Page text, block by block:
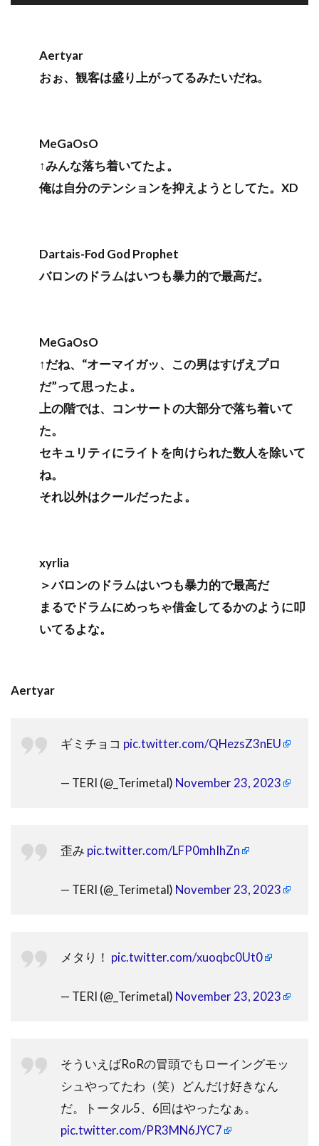
Aertyar
おぉ、観客は盛り上がってるみたいだね。
MeGaOsO
↑みんな落ち着いてたよ。
俺は自分のテンションを抑えようとしてた。XD
Dartais-Fod God Prophet
バロンのドラムはいつも暴力的で最高だ。
MeGaOsO
↑だね、“オーマイガッ、この男はすげえプロ
だ”って思ったよ。
上の階では、コンサートの大部分で落ち着いて
た。
セキュリティにライトを向けられた数人を除いて
ね。
それ以外はクールだったよ。
xyrlia
＞バロンのドラムはいつも暴力的で最高だ
まるでドラムにめっちゃ借金してるかのように叩
いてるよな。
Aertyar
ギミチョコ pic.twitter.com/QHezsZ3nEU
— TERI (@_Terimetal) November 23, 2023
歪み pic.twitter.com/LFP0mhIhZn
— TERI (@_Terimetal) November 23, 2023
メタり！ pic.twitter.com/xuoqbc0Ut0
— TERI (@_Terimetal) November 23, 2023
そういえばRoRの冒頭でもローイングモッ
シュやってたわ（笑）どんだけ好きなん
だ。トータル5、6回はやったなぁ。
pic.twitter.com/PR3MN6JYC7